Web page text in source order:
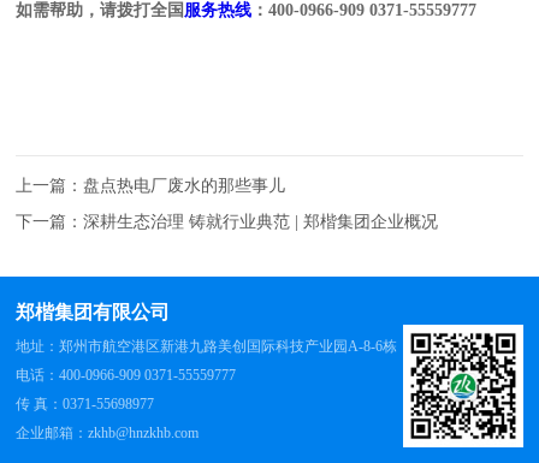
如需帮助，请拨打全国 服务热线 ：400-0966-909 0371-55559777
上一篇：盘点热电厂废水的那些事儿
下一篇：深耕生态治理 铸就行业典范 | 郑楷集团企业概况
郑楷集团有限公司
地址：郑州市航空港区新港九路美创国际科技产业园A-8-6栋
电话：400-0966-909 0371-55559777
传 真：0371-55698977
企业邮箱：zkhb@hnzkhb.com